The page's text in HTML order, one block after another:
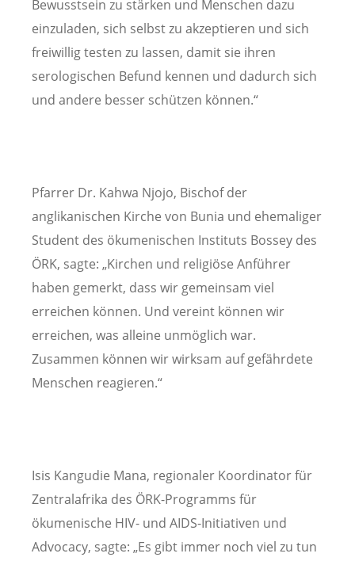
Bewusstsein zu stärken und Menschen dazu
einzuladen, sich selbst zu akzeptieren und sich
freiwillig testen zu lassen, damit sie ihren
serologischen Befund kennen und dadurch sich
und andere besser schützen können.“
Pfarrer Dr. Kahwa Njojo, Bischof der
anglikanischen Kirche von Bunia und ehemaliger
Student des ökumenischen Instituts Bossey des
ÖRK, sagte: „Kirchen und religiöse Anführer
haben gemerkt, dass wir gemeinsam viel
erreichen können. Und vereint können wir
erreichen, was alleine unmöglich war.
Zusammen können wir wirksam auf gefährdete
Menschen reagieren.“
Isis Kangudie Mana, regionaler Koordinator für
Zentralafrika des ÖRK-Programms für
ökumenische HIV- und AIDS-Initiativen und
Advocacy, sagte: „Es gibt immer noch viel zu tun